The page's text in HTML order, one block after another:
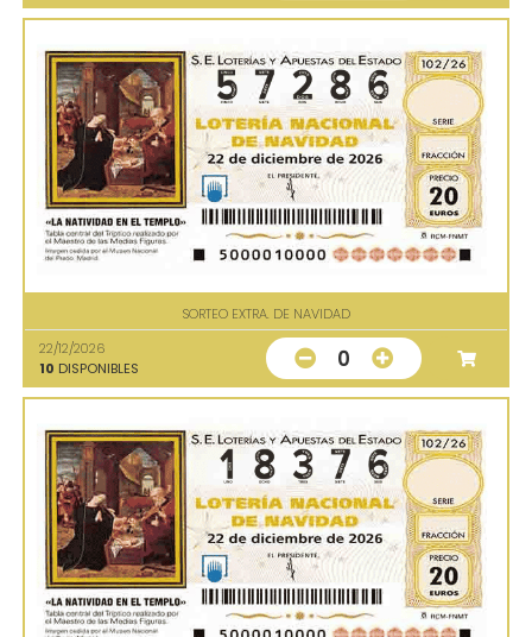
SORTEO EXTRA. DE NAVIDAD
22/12/2026
10 DISPONIBLES 0